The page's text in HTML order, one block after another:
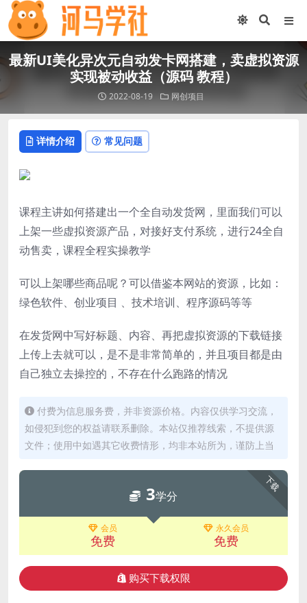
最新UI美化异次元自动发卡网搭建，卖虚拟资源
实现被动收益（源码 教程）
2022-08-19 网创项目
详情介绍 常见问题
课程主讲如何搭建出一个全自动发货网，里面我们可以
上架一些虚拟资源产品，对接好支付系统，进行24全自
动售卖，课程全程实操教学
可以上架哪些商品呢？可以借鉴本网站的资源，比如：
绿色软件、创业项目 、技术培训、程序源码等等
在发货网中写好标题、内容、再把虚拟资源的下载链接
上传上去就可以，是不是非常简单的，并且项目都是由
自己独立去操控的，不存在什么跑路的情况
付费为信息服务费，并非资源价格。内容仅供学习交流，
如侵犯到您的权益请联系删除。本站仅推荐线索，不提供源
文件；使用中如遇其它收费情形，均非本站所为，谨防上当
下载
3学分
会员
免费
永久会员
免费
购买下载权限